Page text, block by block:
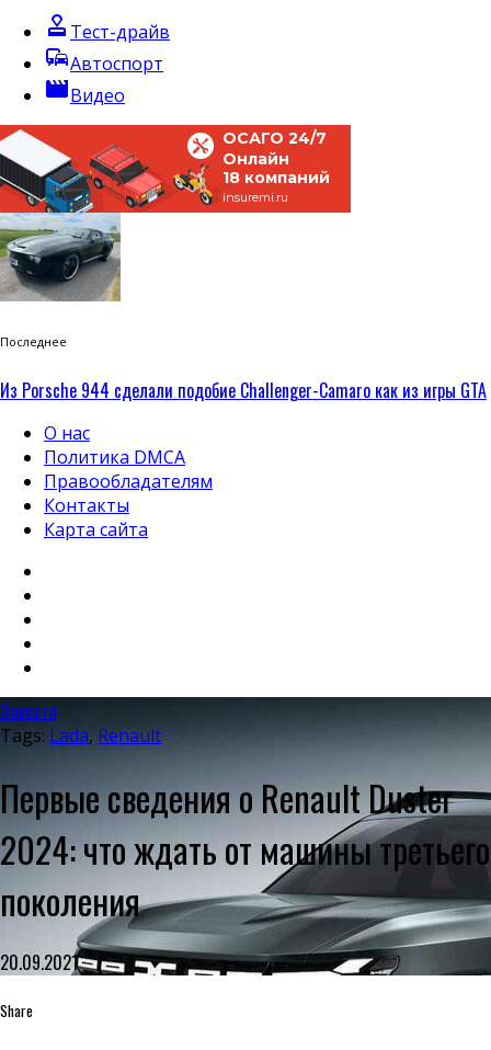
approval Тест-драйв
commuteАвтоспорт
movieВидео
ОСАГО 24/7
Онлайн
18 компаний
insuremi.ru
Последнее
Из Porsche 944 сделали подобие Challenger-Camaro как из игры GTA
О нас
Политика DMCA
Правообладателям
Контакты
Карта сайта
Новости
Tags: Lada, Renault
Первые сведения о Renault Duster
2024: что ждать от машины третьего
поколения
20.09.2021
Share